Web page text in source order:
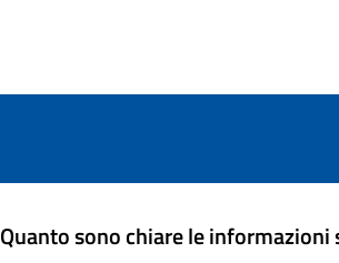
Quanto sono chiare le informazioni